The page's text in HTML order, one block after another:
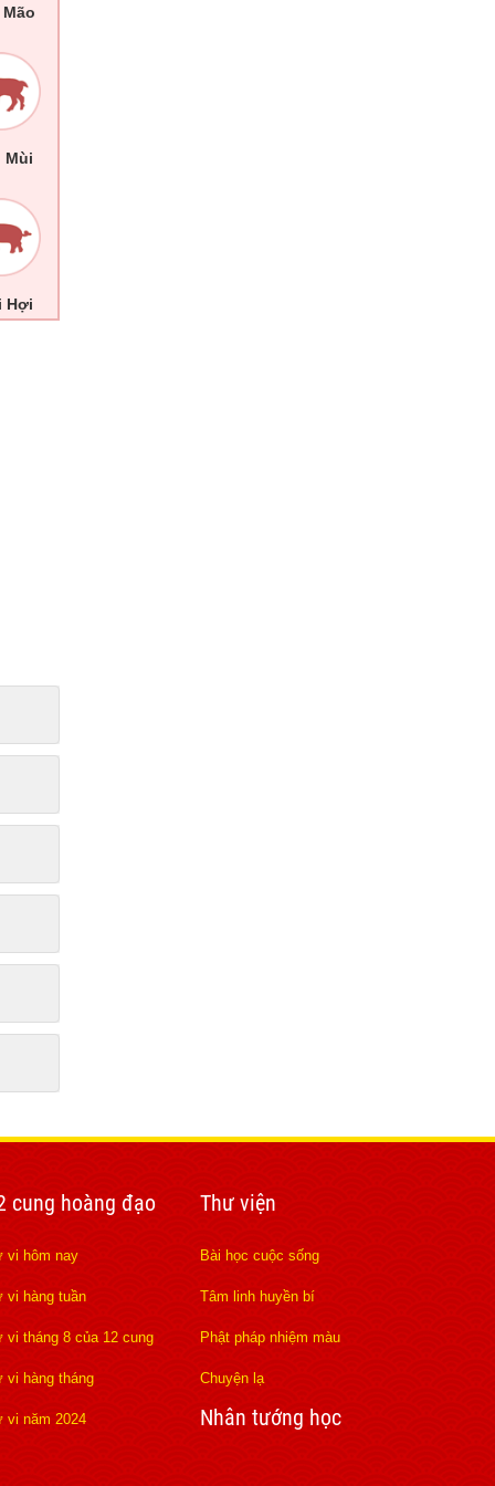
Mùi
Hợi
cung hoàng đạo
vi hôm nay
vi hàng tuần
vi tháng 8 của 12 cung
vi hàng tháng
vi năm 2024
Thư viện
Bài học cuộc sống
Tâm linh huyền bí
Phật pháp nhiệm màu
Chuyện lạ
Nhân tướng học